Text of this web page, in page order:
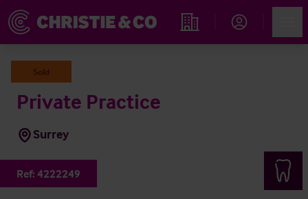
Rechercher un hôtel
Sold
Private Practice
Surrey
Ref: 4222249